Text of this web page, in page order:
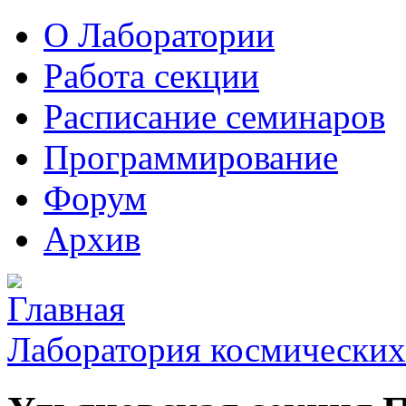
О Лаборатории
Работа секции
Расписание семинаров
Программирование
Форум
Архив
Лаборатория